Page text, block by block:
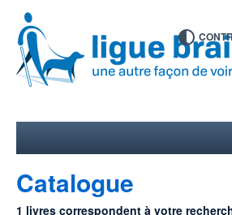
Catalogue
1 livres correspondent à votre